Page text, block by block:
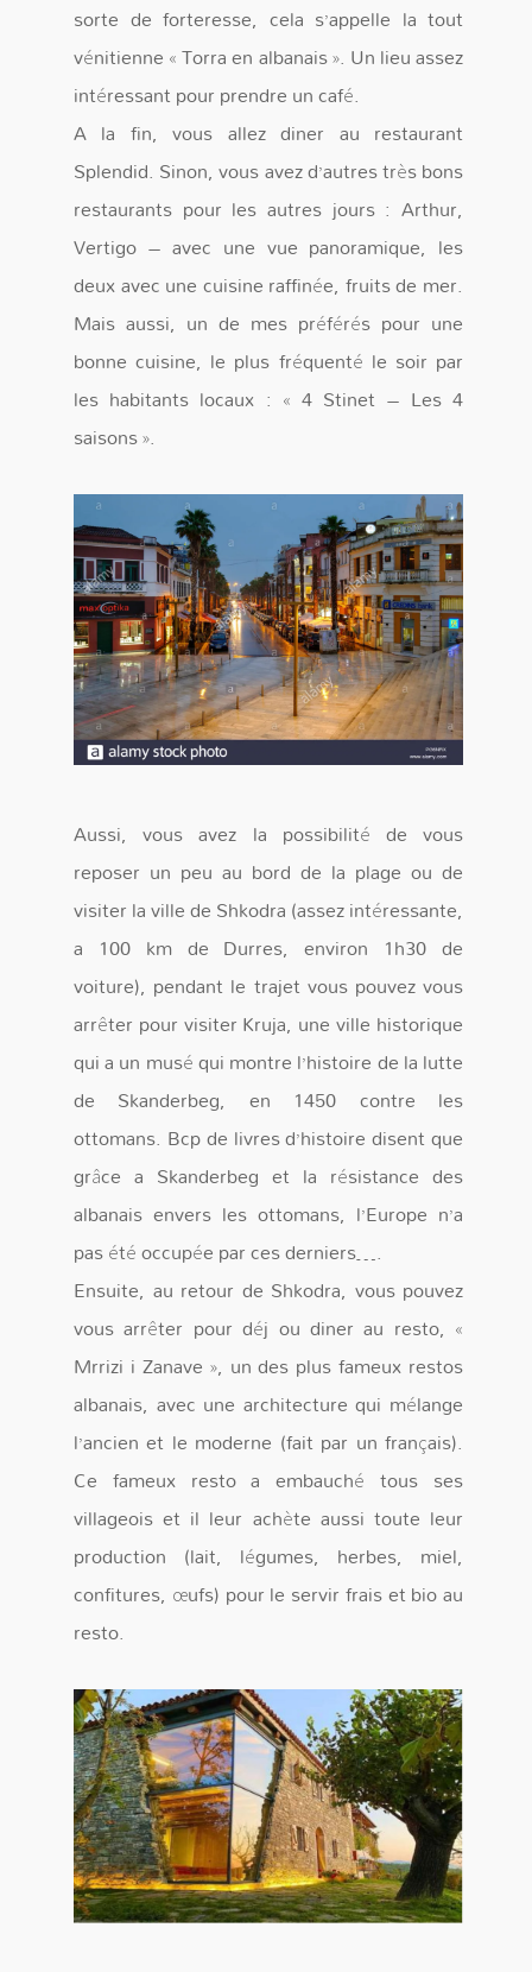
sorte de forteresse, cela s’appelle la tout
vénitienne « Torra en albanais ». Un lieu assez
intéressant pour prendre un café.
A la fin, vous allez diner au restaurant
Splendid. Sinon, vous avez d’autres très bons
restaurants pour les autres jours : Arthur,
Vertigo – avec une vue panoramique, les
deux avec une cuisine raffinée, fruits de mer.
Mais aussi, un de mes préférés pour une
bonne cuisine, le plus fréquenté le soir par
les habitants locaux : « 4 Stinet – Les 4
saisons ».
Aussi, vous avez la possibilité de vous
reposer un peu au bord de la plage ou de
visiter la ville de Shkodra (assez intéressante,
a 100 km de Durres, environ 1h30 de
voiture), pendant le trajet vous pouvez vous
arrêter pour visiter Kruja, une ville historique
qui a un musé qui montre l’histoire de la lutte
de Skanderbeg, en 1450 contre les
ottomans. Bcp de livres d’histoire disent que
grâce a Skanderbeg et la résistance des
albanais envers les ottomans, l’Europe n’a
pas été occupée par ces derniers….
Ensuite, au retour de Shkodra, vous pouvez
vous arrêter pour déj ou diner au resto, «
Mrrizi i Zanave », un des plus fameux restos
albanais, avec une architecture qui mélange
l’ancien et le moderne (fait par un français).
Ce fameux resto a embauché tous ses
villageois et il leur achète aussi toute leur
production (lait, légumes, herbes, miel,
confitures, œufs) pour le servir frais et bio au
resto.